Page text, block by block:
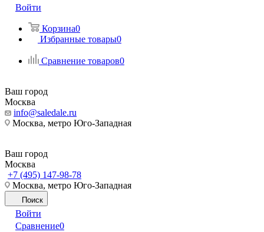
Войти
Корзина0
Избранные товары0
Сравнение товаров0
Ваш город
Москва
info@saledale.ru
Москва, метро Юго-Западная
Ваш город
Москва
+7 (495) 147-98-78
Москва, метро Юго-Западная
Поиск
Войти
Сравнение0